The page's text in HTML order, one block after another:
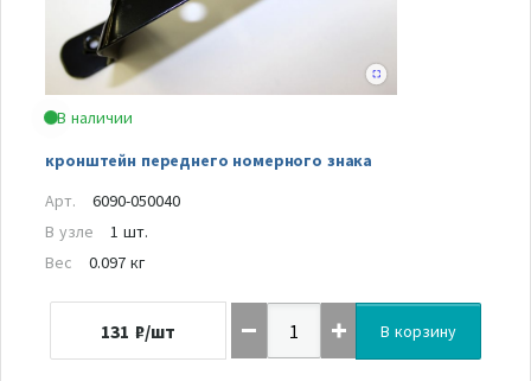
В наличии
кронштейн переднего номерного знака
Арт.
6090-050040
В узле
1 шт.
Вес
0.097 кг
131 ₽/шт В корзину